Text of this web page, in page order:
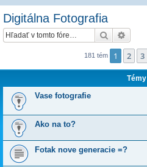
Digitálna Fotografia
Hľadať
181 tém 1 2 3
Témy
Vase fotografie
Ako na to?
Fotak nove generacie =?